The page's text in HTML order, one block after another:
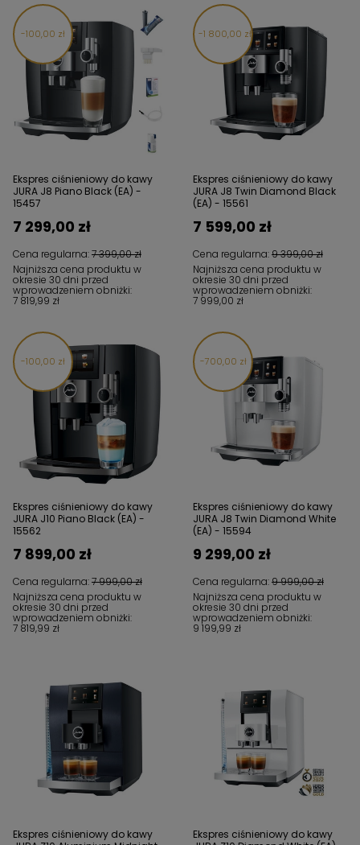
100,00 zł
Ekspres ciśnieniowy do kawy
JURA J8 Piano Black (EA) -
15457
Cena regularna:7 399,00 zł
7 299,00 zł
Najniższa cena produktu w
okresie 30 dni przed
wprowadzeniem obniżki:
7 819,99 zł
1 800,00 zł
Ekspres ciśnieniowy do kawy
JURA J8 Twin Diamond Black
(EA) - 15561
Cena regularna:9 399,00 zł
7 599,00 zł
Najniższa cena produktu w
okresie 30 dni przed
wprowadzeniem obniżki:
7 999,00 zł
100,00 zł
Ekspres ciśnieniowy do kawy
JURA J10 Piano Black (EA) -
15562
Cena regularna:7 999,00 zł
7 899,00 zł
Najniższa cena produktu w
okresie 30 dni przed
wprowadzeniem obniżki:
7 819,99 zł
700,00 zł
Ekspres ciśnieniowy do kawy
JURA J8 Twin Diamond White
(EA) - 15594
Cena regularna:9 999,00 zł
9 299,00 zł
Najniższa cena produktu w
okresie 30 dni przed
wprowadzeniem obniżki:
9 199,99 zł
Ekspres ciśnieniowy do kawy
Ekspres ciśnieniowy do kawy